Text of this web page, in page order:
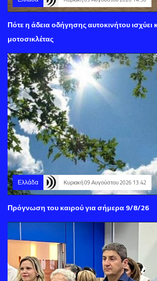
Πότε η άδεια οδήγησης αυτοκινήτου ισχύει
μοτοσικλέτας
Ελλάδα Κυριακή 09 Αυγούστου 2026 13:42
Πρόγνωση του καιρού για σήμερα 9/8/26